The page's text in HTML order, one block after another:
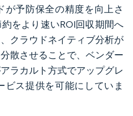
が予防保全の精度を向上さ
をより速いROI回収期間へ
クラウドネイティブ分析が
散させることで、ベンダー
ラカルト方式でアップグレ
ス提供を可能にしていま